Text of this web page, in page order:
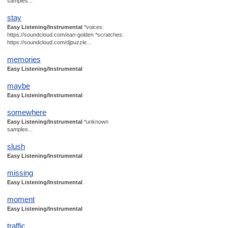
stay
Easy Listening/Instrumental *voices:
https://soundcloud.com/ean-golden *scratches:
https://soundcloud.com/djpuzzle...
memories
Easy Listening/Instrumental
maybe
Easy Listening/Instrumental
somewhere
Easy Listening/Instrumental *unknown
samples...
slush
Easy Listening/Instrumental
missing
Easy Listening/Instrumental
moment
Easy Listening/Instrumental
traffic